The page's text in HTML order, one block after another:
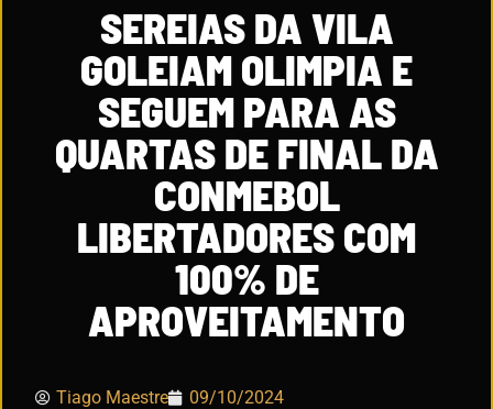
SEREIAS DA VILA
GOLEIAM OLIMPIA E
SEGUEM PARA AS
QUARTAS DE FINAL DA
CONMEBOL
LIBERTADORES COM
100% DE
APROVEITAMENTO
Tiago Maestre 09/10/2024